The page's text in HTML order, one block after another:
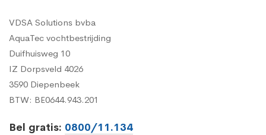
VDSA Solutions bvba
AquaTec vochtbestrijding
Duifhuisweg 10
IZ Dorpsveld 4026
3590 Diepenbeek
BTW: BE0644.943.201
Bel gratis: 0800/11.134